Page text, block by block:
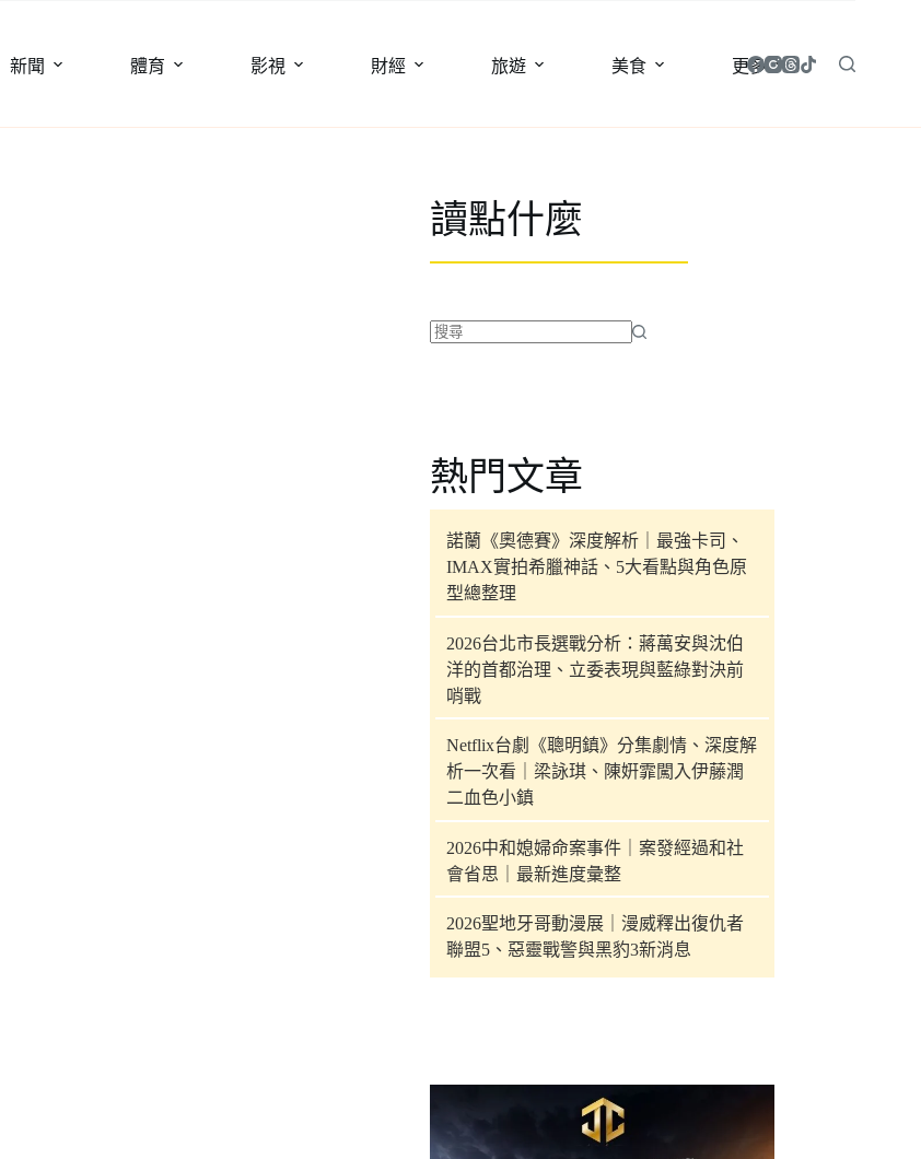
新聞 體育 影視 財經 旅遊 美食 更多
讀點什麼
合
條
件
的
結
熱門文章
諾蘭《奧德賽》深度解析｜最強卡司、
IMAX實拍希臘神話、5大看點與角色原
型總整理
2026台北市長選戰分析：蔣萬安與沈伯
洋的首都治理、立委表現與藍綠對決前
哨戰
Netflix台劇《聰明鎮》分集劇情、深度解
析一次看｜梁詠琪、陳姸霏闖入伊藤潤
二血色小鎮
2026中和媳婦命案事件｜案發經過和社
會省思｜最新進度彙整
2026聖地牙哥動漫展｜漫威釋出復仇者
聯盟5、惡靈戰警與黑豹3新消息